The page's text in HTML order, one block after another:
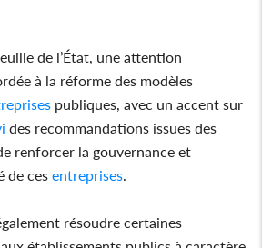
de l’État, une attention
à la réforme des modèles
publiques, avec un accent sur
des recommandations issues des
renforcer la gouvernance et
de ces entreprises.
résoudre certaines